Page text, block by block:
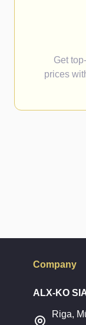
Get
prices
Company
ALX-KO
Riga,